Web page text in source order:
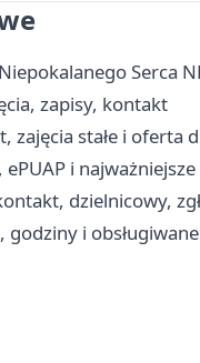
Serca
zapisy, kontakt
zajęcia stałe i oferta
i
dzielnicowy,
godziny i